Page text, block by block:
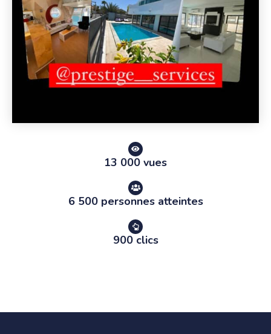
13 000 vues
6 500 personnes atteintes
900 clics